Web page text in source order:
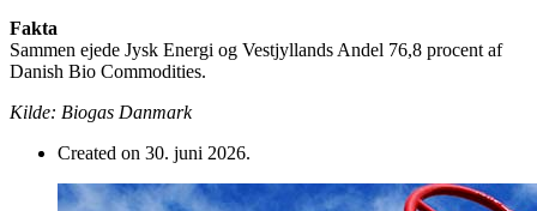
Fakta
Sammen ejede Jysk Energi og Vestjyllands Andel 76,8 procent af
Danish Bio Commodities.
Kilde: Biogas Danmark
Created on 30. juni 2026.